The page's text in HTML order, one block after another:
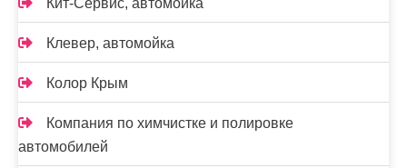
Кит-Сервис, автомойка
Клевер, автомойка
Колор Крым
Компания по химчистке и полировке
автомобилей